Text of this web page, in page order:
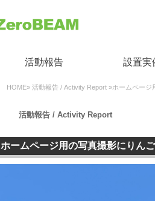
活動報告 設置実
HOME» 活動報告 / Activity Report »ホームページ
活動報告 / Activity Report
ホームページ用の写真撮影にりん